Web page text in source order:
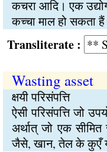
कचरा आदि। एक
कच्चा माल हो सकता
:
Wasting asset
क्षयी परिसंपत्ति
ऐसी परिसंपत्ति जो
अर्थात् जो एक
जैसे, खान, तेल के कुएँ